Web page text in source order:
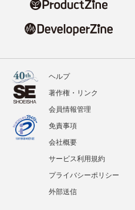
ヘルプ
著作権・リンク
会員情報管理
免責事項
会社概要
サービス利用規約
プライバシーポリシー
外部送信